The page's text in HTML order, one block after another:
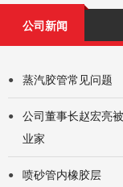
公司新闻
● 蒸汽胶管常见问题
●
公司董事长赵宏亮
业家
● 喷砂管内橡胶层